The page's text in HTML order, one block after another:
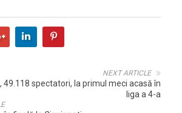
NEXT ARTICLE
49.118 spectatori, la primul meci acasă în
liga a 4-a